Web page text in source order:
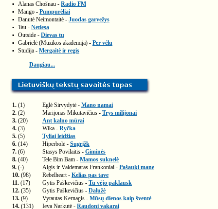
▪ Alanas Chošnau - Radio FM
▪ Mango - Pumpurėliai
▪ Danutė Neimontaitė - Juodas garvežys
▪ Tau - Netiesa
▪ Outside - Dievas tu
▪ Gabrielė (Muzikos akademija) - Per vėlu
▪ Studija - Mergaitė ir regis
Daugiau...
1. (1) Eglė Sirvydytė - Mano namai
2. (2) Marijonas Mikutavičius - Trys milijonai
3. (20)
Ant kalno mūrai
4. (3) Wika - Ryčka
5. (5)
Tyliai leidžias
6. (14) Hiperbolė - Sugrįžk
7. (6) Stasys Povilaitis - Giminės
8. (40) Tele Bim Bam - Mamos suknelė
9. (-) Algis ir Valdemaras Frankoniai - Pašauki mane
10. (98) Rebelheart - Kelias pas tave
11. (17) Gytis Paškevičius - Tu vėjo paklausk
12. (35) Gytis Paškevičius - Dalužė
13. (9) Vytautas Kernagis - Mūsų dienos kaip šventė
14. (131) Ieva Narkutė - Raudoni vakarai